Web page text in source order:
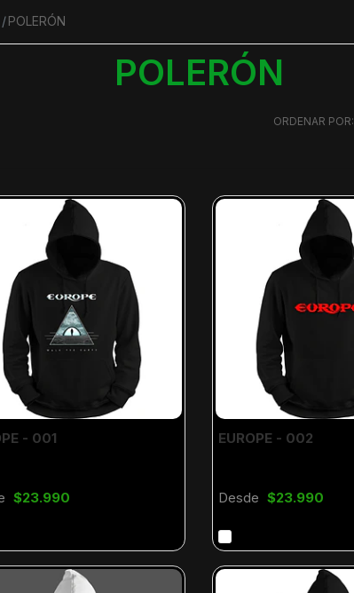
POLERÓN
POLERÓN
ORDENAR POR:
- 001
$23.990
EUROPE - 002
Desde $23.990